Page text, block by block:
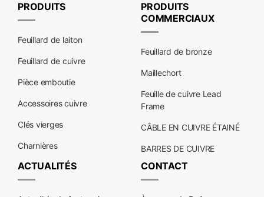
PRODUITS
Feuillard de laiton
Feuillard de cuivre
Pièce emboutie
Accessoires cuivre
Clés vierges
Charnières
PRODUITS
COMMERCIAUX
Feuillard de bronze
Maillechort
Feuille de cuivre Lead
Frame
CÂBLE EN CUIVRE ÉTAINÉ
BARRES DE CUIVRE
ACTUALITÉS CONTACT